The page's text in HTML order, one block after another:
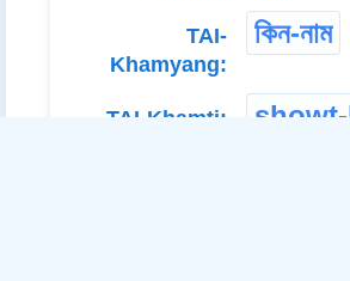
TAI-
Khamyang:
কিন-নাম
TAI-Khamti: